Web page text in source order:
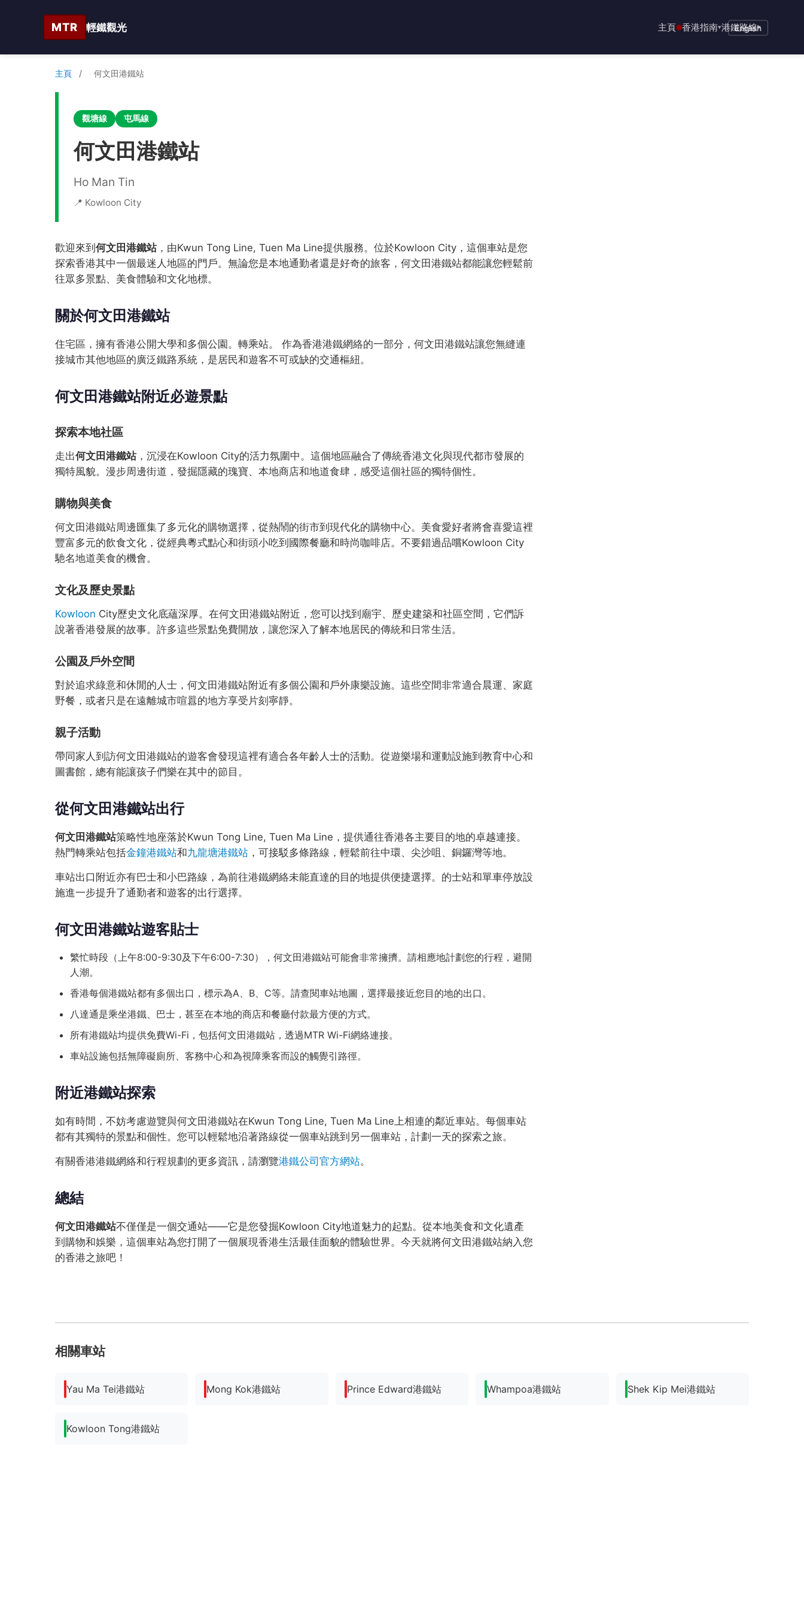
MTR 輕鐵觀光 主頁 香港指南▾港鐵路線▾
English
主頁 / 何文田港鐵站
觀塘線 屯馬線
何文田港鐵站
Ho Man Tin
📍 Kowloon City
歡迎來到 何文田港鐵站，由Kwun Tong Line, Tuen Ma Line提供服務。位於Kowloon City，這個車站是您
探索香港其中一個最迷人地區的門戶。無論您是本地通勤者還是好奇的旅客，何文田港鐵站都能讓您輕鬆前
往眾多景點、美食體驗和文化地標。
關於何文田港鐵站
住宅區，擁有香港公開大學和多個公園。轉乘站。 作為香港港鐵網絡的一部分，何文田港鐵站讓您無縫連
接城市其他地區的廣泛鐵路系統，是居民和遊客不可或缺的交通樞紐。
何文田港鐵站附近必遊景點
探索本地社區
走出何文田港鐵站，沉浸在Kowloon City的活力氛圍中。這個地區融合了傳統香港文化與現代都市發展的
獨特風貌。漫步周邊街道，發掘隱藏的瑰寶、本地商店和地道食肆，感受這個社區的獨特個性。
購物與美食
何文田港鐵站周邊匯集了多元化的購物選擇，從熱鬧的街市到現代化的購物中心。美食愛好者將會喜愛這裡
豐富多元的飲食文化，從經典粵式點心和街頭小吃到國際餐廳和時尚咖啡店。不要錯過品嚐Kowloon City
馳名地道美食的機會。
文化及歷史景點
Kowloon City歷史文化底蘊深厚。在何文田港鐵站附近，您可以找到廟宇、歷史建築和社區空間，它們訴
說著香港發展的故事。許多這些景點免費開放，讓您深入了解本地居民的傳統和日常生活。
公園及戶外空間
對於追求綠意和休閒的人士，何文田港鐵站附近有多個公園和戶外康樂設施。這些空間非常適合晨運、家庭
野餐，或者只是在遠離城市喧囂的地方享受片刻寧靜。
親子活動
帶同家人到訪何文田港鐵站的遊客會發現這裡有適合各年齡人士的活動。從遊樂場和運動設施到教育中心和
圖書館，總有能讓孩子們樂在其中的節目。
從何文田港鐵站出行
何文田港鐵站策略性地座落於Kwun Tong Line, Tuen Ma Line，提供通往香港各主要目的地的卓越連接。
熱門轉乘站包括金鐘港鐵站和九龍塘港鐵站 ，可接駁多條路線，輕鬆前往中環、尖沙咀、銅鑼灣等地。
車站出口附近亦有巴士和小巴路線，為前往港鐵網絡未能直達的目的地提供便捷選擇。的士站和單車停放設
施進一步提升了通勤者和遊客的出行選擇。
何文田港鐵站遊客貼士
繁忙時段（上午8:00-9:30及下午6:00-7:30），何文田港鐵站可能會非常擁擠。請相應地計劃您的行程，避開
人潮。
香港每個港鐵站都有多個出口，標示為A、B、C等。請查閱車站地圖，選擇最接近您目的地的出口。
八達通是乘坐港鐵、巴士，甚至在本地的商店和餐廳付款最方便的方式。
所有港鐵站均提供免費Wi-Fi，包括何文田港鐵站，透過MTR Wi-Fi網絡連接。
車站設施包括無障礙廁所、客務中心和為視障乘客而設的觸覺引路徑。
附近港鐵站探索
如有時間，不妨考慮遊覽與何文田港鐵站在Kwun Tong Line, Tuen Ma Line上相連的鄰近車站。每個車站
都有其獨特的景點和個性。您可以輕鬆地沿著路線從一個車站跳到另一個車站，計劃一天的探索之旅。
有關香港港鐵網絡和行程規劃的更多資訊，請瀏覽港鐵公司官方網站。
總結
何文田港鐵站不僅僅是一個交通站——它是您發掘Kowloon City地道魅力的起點。從本地美食和文化遺產
到購物和娛樂，這個車站為您打開了一個展現香港生活最佳面貌的體驗世界。今天就將何文田港鐵站納入您
的香港之旅吧！
相關車站
Yau Ma Tei港鐵站 Mong Kok港鐵站 Prince Edward港鐵站 Whampoa港鐵站 Shek Kip Mei港鐵站
Kowloon Tong港鐵站